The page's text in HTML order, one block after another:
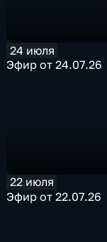
24 июля
Эфир от 24.07.26
22 июля
Эфир от 22.07.26